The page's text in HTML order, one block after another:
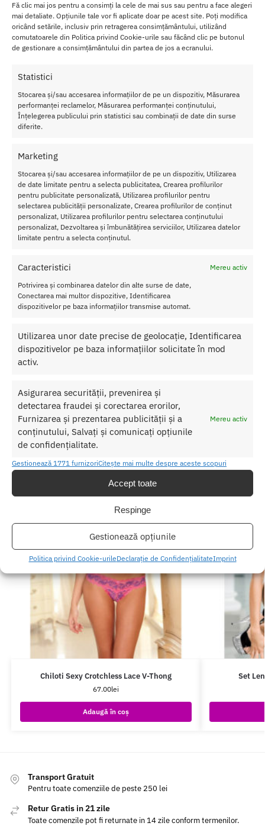
Fă clic mai jos pentru a consimți la cele de mai sus sau pentru a face alegeri
mai detaliate. Opțiunile tale vor fi aplicate doar pe acest site. Poți modifica
oricând setările, inclusiv prin retragerea consimțământului, utilizând
comutatoarele din Politica privind Cookie-urile sau făcând clic pe butonul
de gestionare a consimțământului din partea de jos a ecranului.
Statistici
Stocarea și/sau accesarea informațiilor de pe un dispozitiv, Măsurarea
performanței reclamelor, Măsurarea performanței conținutului,
Înțelegerea publicului prin statistici sau combinații de date din surse
diferite.
Marketing
Stocarea și/sau accesarea informațiilor de pe un dispozitiv, Utilizarea
de date limitate pentru a selecta publicitatea, Crearea profilurilor
pentru publicitate personalizată, Utilizarea profilurilor pentru
selectarea publicității personalizate, Crearea profilurilor de conținut
personalizat, Utilizarea profilurilor pentru selectarea conținutului
personalizat, Dezvoltarea și îmbunătățirea serviciilor, Utilizarea datelor
limitate pentru a selecta conținutul.
Caracteristici
Mereu activ
Potrivirea și combinarea datelor din alte surse de date,
Conectarea mai multor dispozitive, Identificarea
dispozitivelor pe baza informațiilor transmise automat.
Utilizarea unor date precise de geolocație, Identificarea
dispozitivelor pe baza informațiilor solicitate în mod
activ.
Asigurarea securității, prevenirea și
detectarea fraudei și corectarea erorilor,
Furnizarea și prezentarea publicității și a
conținutului, Salvați și comunicați opțiunile
de confidențialitate.
Mereu activ
Gestionează 1771 furnizoriCitește mai multe despre aceste scopuri
Accept toate
Respinge
Gestionează opțiunile
Politica privind Cookie-urileDeclarație de ConfidențialitateImprint
Materialul elastic se adapteaza formei corpului, oferind un confort
optim.
Catsuit-ul este fabricat de marca Passion, care este recunoscuta
Acesta este fabricat in Europa, respectand standardele de calitate
si productie.
Caracteristici Catsuit Rosu Marime Universala BS056
Culoare
: Poliamida
Calitate inalta a produsului
Material elastic
Potrivire frumoasa
Asigura-te ca acorzi atentie instructiunilor de ingrijire pentru a
mentine aspectul si calitatea acestei piese de lenjerie.
de aceasta lenjerie seducatoare pentru mult timp.
Lenjeria sexy nu se usuca prin centrifugare si nici nu se lasa in
bataia soarelui.
SKU: 5908305947059
Produse similare
Chiloti Sexy Crotchless Lace V-Thong
67.00lei
Adaugă în coș
Set
Transport Gratuit
Pentru toate comenziile de peste 250 lei
Retur Gratis in 21 zile
Toate comenzile pot fi returnate in 14 zile conform termenilor.